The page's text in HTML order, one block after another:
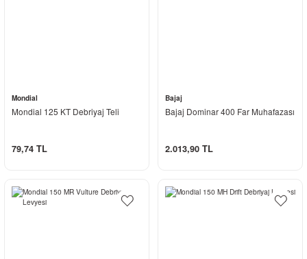
Mondial
Mondial 125 KT Debriyaj Teli
79,74 TL
Bajaj
Bajaj Dominar 400 Far Muhafazası
2.013,90 TL